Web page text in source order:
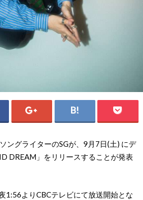
ングライターのSGが、9月7日(土) にデ
DREAM」をリリースすることが発表
1:56よりCBCテレビにて放送開始とな